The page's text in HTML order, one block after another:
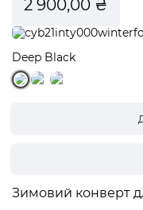
2 900,00 ₴
Deep Black
Зимовий конверт